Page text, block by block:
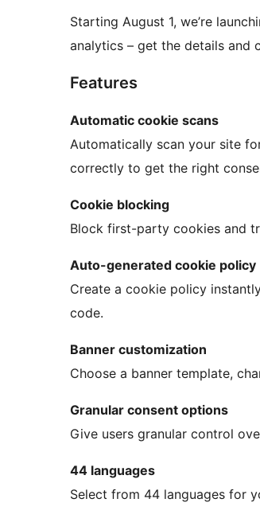
Starting August 1, we’re
analytics – get the details and
Features
Automatic cookie scans
Automatically scan your site
correctly to get the right
Cookie blocking
Block first-party cookies and
Auto-generated cookie policy
Create a cookie policy
code.
Banner customization
Choose a banner template,
Granular consent options
Give users granular control
44 languages
Select from 44 languages for